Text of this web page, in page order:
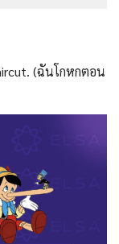
(ฉันโกหกตอน